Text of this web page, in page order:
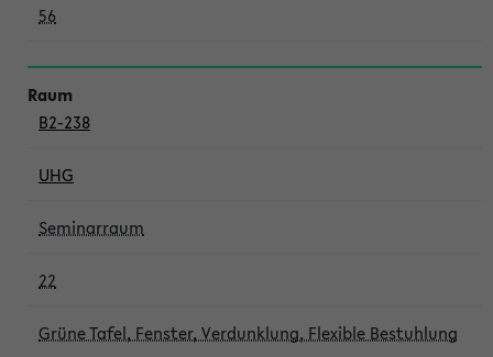
56
B2-238
UHG
Seminarraum
22
Grüne Tafel, Fenster, Verdunklung, Flexible Bestuhlung